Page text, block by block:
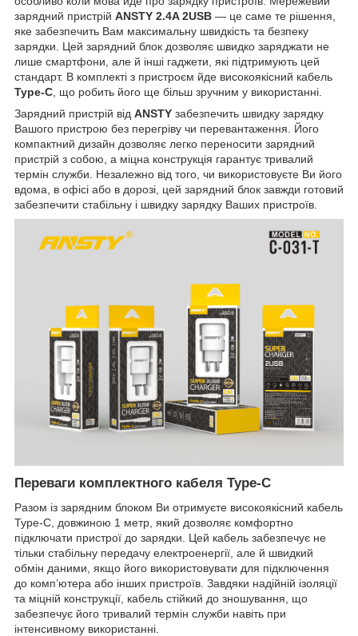
зарядний пристрій ANSTY 2.4A 2USB — це саме те рішення,
яке забезпечить Вам максимальну швидкість та безпеку
зарядки. Цей зарядний блок дозволяє швидко заряджати не
лише смартфони, але й інші гаджети, які підтримують цей
стандарт. В комплекті з пристроєм йде високоякісний кабель
Type-C , що робить його ще більш зручним у використанні.
Зарядний пристрій від ANSTY забезпечить швидку зарядку
Вашого пристрою без перегріву чи перевантаження. Його
компактний дизайн дозволяє легко переносити зарядний
пристрій з собою, а міцна конструкція гарантує тривалий
термін служби. Незалежно від того, чи використовуєте Ви його
вдома, в офісі або в дорозі, цей зарядний блок завжди готовий
забезпечити стабільну і швидку зарядку Ваших пристроїв.
Переваги комплектного кабеля Type-C
Разом із зарядним блоком Ви отримуєте високоякісний кабель
Type-C, довжиною 1 метр, який дозволяє комфортно
підключати пристрої до зарядки. Цей кабель забезпечує не
тільки стабільну передачу електроенергії, але й швидкий
обмін даними, якщо його використовувати для підключення
до комп’ютера або інших пристроїв. Завдяки надійній ізоляції
та міцній конструкції, кабель стійкий до зношування, що
забезпечує його тривалий термін служби навіть при
інтенсивному використанні.